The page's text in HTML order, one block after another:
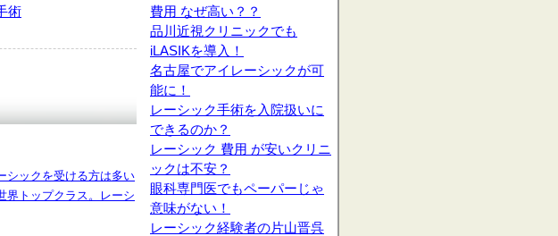
術
シックを受ける方は多い
界トップクラス。レーシ
費用 なぜ高い？？
品川近視クリニックでも
iLASIKを導入！
名古屋でアイレーシックが可
能に！
レーシック手術を入院扱いに
できるのか？
レーシック 費用 が安いクリニ
ックは不安？
眼科専門医でもペーパーじゃ
意味がない！
レーシック経験者の片山晋呉